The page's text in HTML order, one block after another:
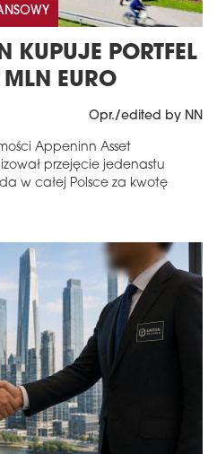
KUPUJE PORTFEL
EURO
Opr./edited by NN
Appeninn Asset
przejęcie jedenastu
w całej Polsce za kwotę